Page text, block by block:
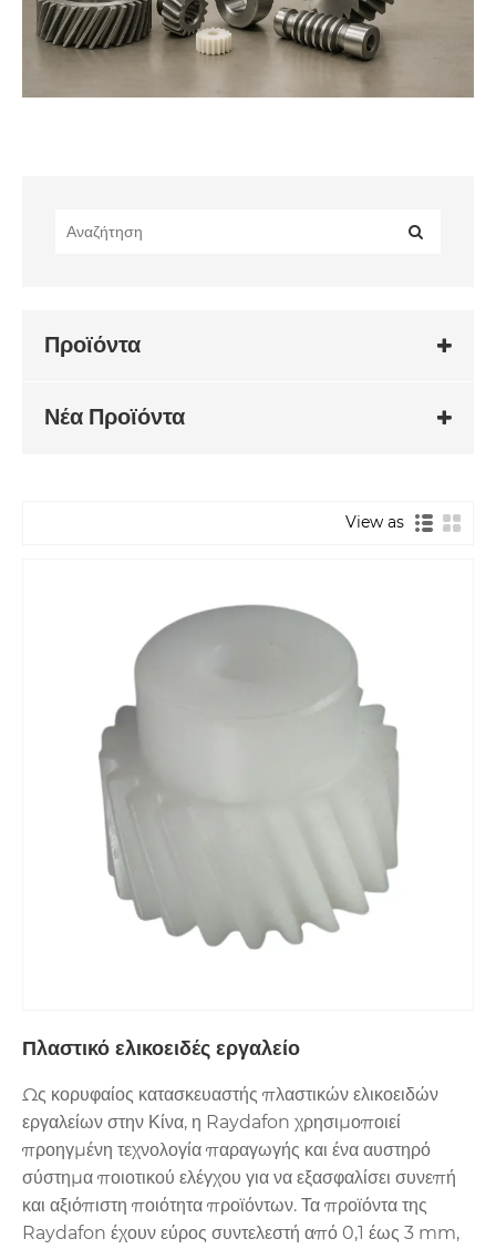
Προϊόντα
Νέα Προϊόντα
View as
Πλαστικό ελικοειδές εργαλείο
Ως κορυφαίος κατασκευαστής πλαστικών ελικοειδών
εργαλείων στην Κίνα, η Raydafon χρησιμοποιεί
προηγμένη τεχνολογία παραγωγής και ένα αυστηρό
σύστημα ποιοτικού ελέγχου για να εξασφαλίσει συνεπή
και αξιόπιστη ποιότητα προϊόντων. Τα προϊόντα της
Raydafon έχουν εύρος συντελεστή από 0,1 έως 3 mm,